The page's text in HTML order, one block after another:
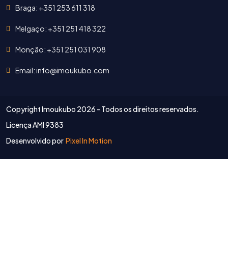
Braga: +351 253 611 318
Melgaço: +351 251 418 322
Monção: +351 251 031 908
Email: info@imoukubo.com
Copyright Imoukubo 2026 - Todos os direitos reservados.
Licença AMI 9383
Desenvolvido por Pixel In Motion